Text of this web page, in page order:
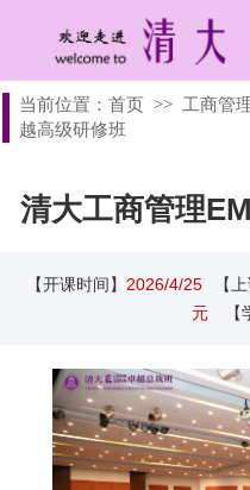
当前位置： 首页 >> 工商管
越高级研修班
清大工商管理
【开课时间】 2026/4/25 【
元
【